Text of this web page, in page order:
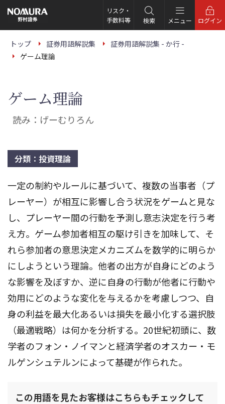
の
ー
リスク・
手数料等
検索 メニュー ログイン
トップ 証券用語解説集
証券用語解説集 - か行 -
ゲーム理論
ゲーム理論
読み：げーむりろん
分類：投資理論
一定の制約やルールに基づいて、複数の当事者（プ
レーヤー）が相互に影響し合う状況をゲームと見な
し、プレーヤー間の行動を予測し意志決定を行う考
え方。ゲーム参加者相互の駆け引きを加味して、そ
れら参加者の意思決定メカニズムを数学的に明らか
にしようという理論。他者の出方が自身にどのよう
な影響を及ぼすか、逆に自身の行動が他者に行動や
効用にどのような変化を与えるかを考慮しつつ、自
身の利益を最大化あるいは損失を最小化する選択肢
（最適戦略）は何かを分析する。20世紀初頭に、数
学者のフォン・ノイマンと経済学者のオスカー・モ
ルゲンシュテルンによって基礎が作られた。
この用語を見たお客様はこちらもチェックして